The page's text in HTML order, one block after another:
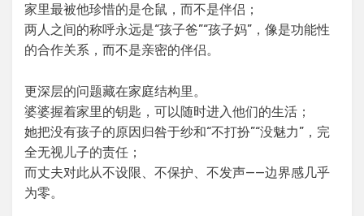
家里最被他珍惜的是仓鼠，而不是伴侣；
两人之间的称呼永远是“孩子爸”“孩子妈”，像是功能性
的合作关系，而不是亲密的伴侣。
更深层的问题藏在家庭结构里。
婆婆握着家里的钥匙，可以随时进入他们的生活；
她把没有孩子的原因归咎于纱和“不打扮”“没魅力”，完
全无视儿子的责任；
而丈夫对此从不设限、不保护、不发声——边界感几乎
为零。